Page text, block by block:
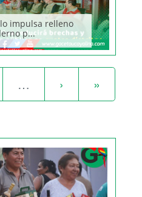
impulsa relleno
p...
… › »